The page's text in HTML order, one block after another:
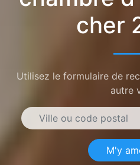
cher
Utilisez le formulaire de
autre
M'y